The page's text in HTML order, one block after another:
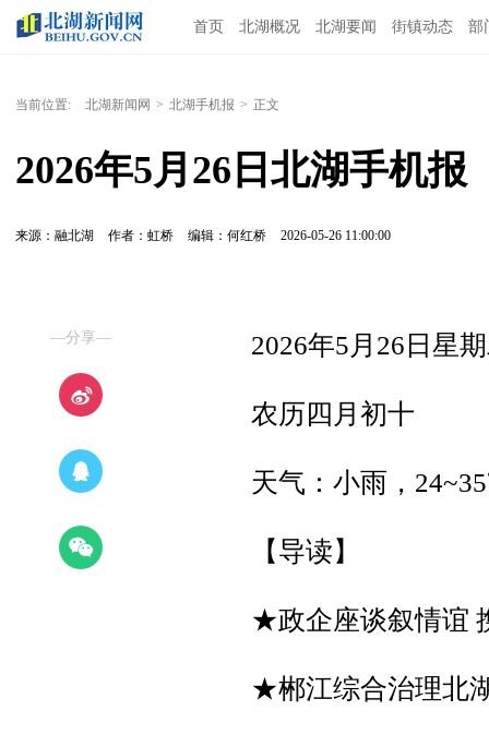
首页 北湖概况 北湖要闻 街镇动态 部
当前位置: 北湖新闻网 > 北湖手机报 > 正文
2026年5月26日北湖手机报
来源：融北湖 作者：虹桥 编辑：何红桥 2026-05-26 11:00:00
—分享— 2026年5月26日星
农历四月初十
天气：小雨，
【导读】
★政企座谈叙情谊
★郴江综合治理北